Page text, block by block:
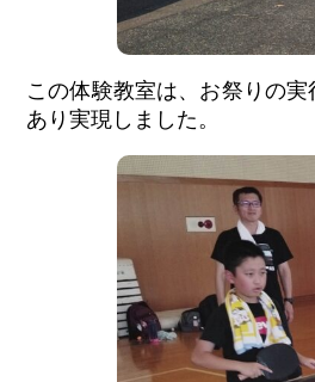
この体験教室は、お祭りの
あり実現しました。